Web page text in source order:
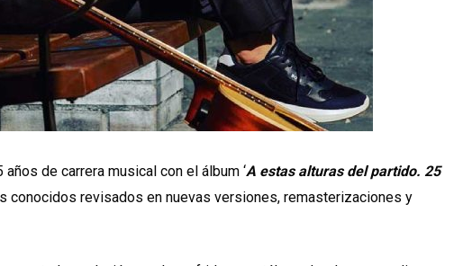
de carrera musical con el álbum ‘A estas alturas del partido. 25
conocidos revisados en nuevas versiones, remasterizaciones y